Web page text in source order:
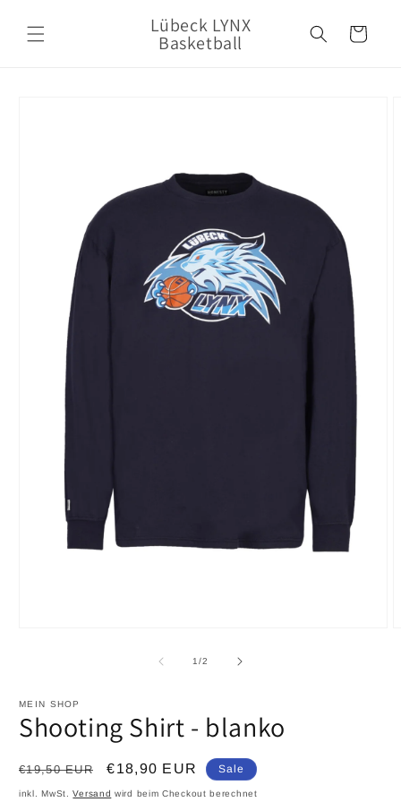
Inhalt
Lübeck LYNX
Basketball Warenkorb
1/von
2
MEIN SHOP
Shooting Shirt - blanko
Normaler
Preis
€19,50 EUR Verkaufspreis
€18,90 EUR Sale
inkl. MwSt.Versand wird beim Checkout berechnet